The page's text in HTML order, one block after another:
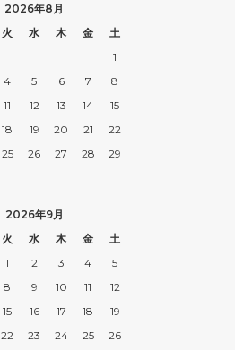
2026年8月
火 水 木 金
土
1
4 5 6 7
8
11 12 13 14
15
18 19 20 21
22
25 26 27 28
29
2026年9月
火 水 木 金
土
1
2 3 4
5
8 9 10 11
12
15 16 17 18
19
22 23 24 25
26